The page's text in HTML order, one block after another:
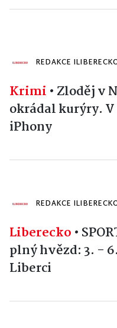
REDAKCE
Krimi • Zloděj v
okrádal kurýry.
iPhony
REDAKCE
Liberecko •
plný hvězd: 3. -
Liberci